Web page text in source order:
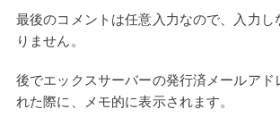
最後のコメントは任意入力なので、入力し
りません。
後でエックスサーバーの発行済メールアド
れた際に、メモ的に表示されます。